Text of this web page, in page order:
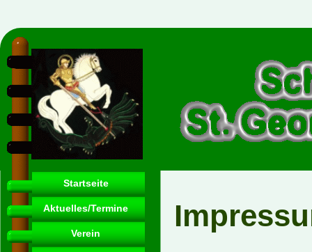
Startseite
Aktuelles/Termine
Verein